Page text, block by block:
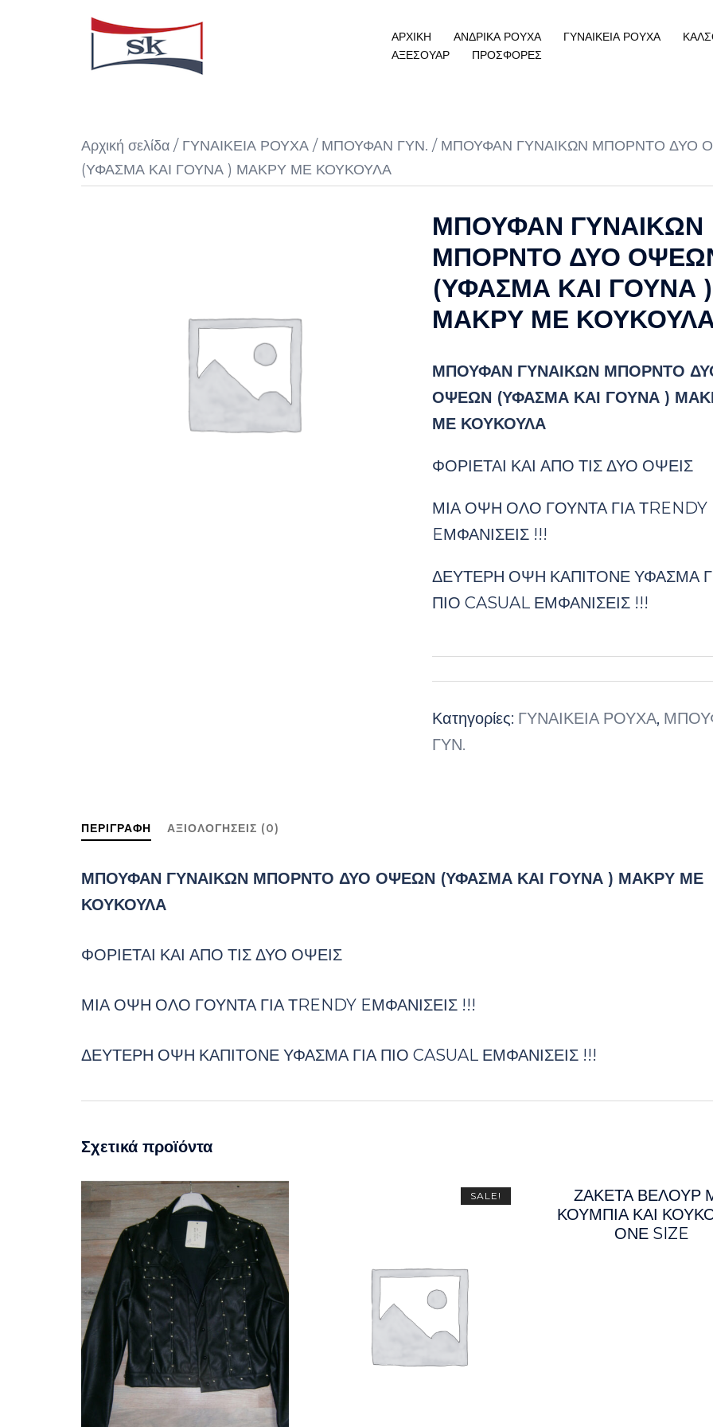
ΑΡΧΙΚΗ ΑΝΔΡΙΚΑ ΡΟΥΧΑ ΓΥΝΑΙΚΕΙΑ ΡΟΥΧΑ
ΑΞΕΣΟΥΑΡ
ΠΡΟΣΦΟΡΕΣ
Αρχική σελίδα / ΓΥΝΑΙΚΕΙΑ ΡΟΥΧΑ / ΜΠΟΥΦΑΝ ΓΥΝ. / ΜΠΟΥΦΑΝ ΓΥΝΑΙΚΩΝ ΜΠΟΡΝΤΟ ΔΥΟ
(ΥΦΑΣΜΑ ΚΑΙ ΓΟΥΝΑ ) ΜΑΚΡΥ ΜΕ ΚΟΥΚΟΥΛΑ
ΜΠΟΥΦΑΝ ΓΥΝΑΙΚΩΝ
ΜΠΟΡΝΤΟ ΔΥΟ
(ΥΦΑΣΜΑ ΚΑΙ ΓΟΥΝΑ )
ΜΑΚΡΥ ΜΕ
ΜΠΟΥΦΑΝ ΓΥΝΑΙΚΩΝ ΜΠΟΡΝΤΟ
ΟΨΕΩΝ (ΥΦΑΣΜΑ ΚΑΙ ΓΟΥΝΑ )
ΜΕ ΚΟΥΚΟΥΛΑ
ΦΟΡΙΕΤΑΙ ΚΑΙ ΑΠΟ ΤΙΣ ΔΥΟ ΟΨΕΙΣ
ΜΙΑ ΟΨΗ ΟΛΟ ΓΟΥΝΤΑ ΓΙΑ ΤRENDY
EΜΦΑΝΙΣΕΙΣ !!!
ΔΕΥΤΕΡΗ ΟΨΗ ΚΑΠΙΤΟΝΕ ΥΦΑΣΜΑ
ΠΙΟ CASUAL ΕΜΦΑΝΙΣΕΙΣ !!!
Κατηγορίες: ΓΥΝΑΙΚΕΙΑ ΡΟΥΧΑ,
ΓΥΝ.
ΠΕΡΙΓΡΑΦΉ ΑΞΙΟΛΟΓΉΣΕΙΣ (0)
ΜΠΟΥΦΑΝ ΓΥΝΑΙΚΩΝ ΜΠΟΡΝΤΟ ΔΥΟ ΟΨΕΩΝ (ΥΦΑΣΜΑ ΚΑΙ ΓΟΥΝΑ ) ΜΑΚΡΥ ΜΕ
ΚΟΥΚΟΥΛΑ
ΦΟΡΙΕΤΑΙ ΚΑΙ ΑΠΟ ΤΙΣ ΔΥΟ ΟΨΕΙΣ
ΜΙΑ ΟΨΗ ΟΛΟ ΓΟΥΝΤΑ ΓΙΑ ΤRENDY EΜΦΑΝΙΣΕΙΣ !!!
ΔΕΥΤΕΡΗ ΟΨΗ ΚΑΠΙΤΟΝΕ ΥΦΑΣΜΑ ΓΙΑ ΠΙΟ CASUAL ΕΜΦΑΝΙΣΕΙΣ !!!
Σχετικά προϊόντα
SALE!
ΖΑΚΕΤΑ ΒΕΛΟΥΡ
ΚΟΥΜΠΙΑ ΚΑΙ
ΟΝΕ SIZE